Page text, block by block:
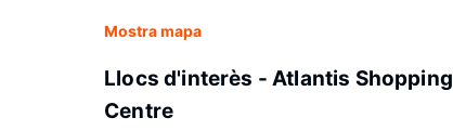
Mostra mapa
Llocs d'interès - Atlantis Shopping
Centre